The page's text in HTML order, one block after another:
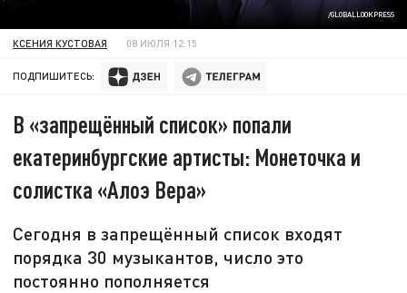
/GLOBALLOOKPRESS
КСЕНИЯ КУСТОВАЯ 08 ИЮЛЯ 12:15
ПОДПИШИТЕСЬ:
В «запрещённый список» попали
екатеринбургские артисты: Монеточка и
солистка «Алоэ Вера»
Сегодня в запрещённый список входят
порядка 30 музыкантов, число это
постоянно пополняется